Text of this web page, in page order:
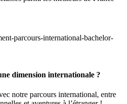
dimension internationale ?
notre parcours international, entre